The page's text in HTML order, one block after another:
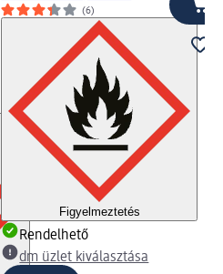
(6)
Figyelmeztetés
Rendelhető
dm üzlet kiválasztása